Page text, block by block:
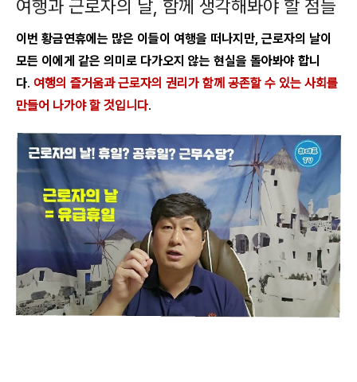
여행과 근로자의 날, 함께 생각해봐야 할 점들
이번 황금연휴에는 많은 이들이 여행을 떠나지만, 근로자의 날이
모든 이에게 같은 의미로 다가오지 않는 현실을 돌아봐야 합니
다. 여행의 즐거움과 근로자의 권리가 함께 공존할 수 있는 사회를
만들어 나가야 할 것입니다.